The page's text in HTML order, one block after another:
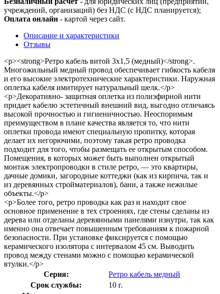
учреждений, организаций) без НДС (с НДС планируется);
Оплата онлайн - картой через сайт.
Описание и характеристики
Отзывы
<p><strong>Ретро кабель витой 3х1,5 (медный)</strong>.
Многожильный медный провод обеспечивает гибкость кабеля
и его высокие электротехнические характеристики. Наружная
оплетка кабеля имитирует натуральный шелк.</p>
<p>Декоративно- защитная оплетка из полиэфирной нити
придает кабелю эстетичный внешний вид, выгодно отличаясь
высокой прочностью и гигиеничностью. Неоспоримым
преимуществом в плане качества является то, что нити
оплетки провода имеют специальную пропитку, которая
делает их негорючими, поэтому такая ретро проводка
подходит для того, чтобы размещать ее открытым способом.
Помещения, в которых может быть выполнен открытый
монтаж электропроводки в стиле ретро, — это квартиры,
дачные домики, загородные коттеджи (как из кирпича, так и
из деревянных стройматериалов), бани, а также нежилые
объекты.</p>
<p>Более того, ретро проводка как раз и находит свое
основное применение в тех строениях, где стены сделаны из
дерева или отделаны деревянными панелями изнутри, так как
именно она отвечает повышенным требованиям к пожарной
безопасности. При установке фиксируется с помощью
керамического изолятора с интервалом 45 см. Выводить
провод между стенами можно с помощью керамической
втулки.</p>
Серия:
Ретро кабель медный
Срок службы:
10 г.